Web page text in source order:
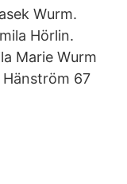
Wurm.
Hörlin.
Marie Wurm
Hänström 67